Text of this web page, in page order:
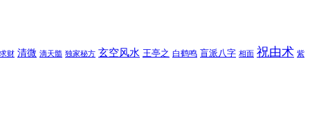
求财 清微 滴天髓 独家秘方 玄空风水 王亭之 白鹤鸣 盲派八字 相面 祝由术 紫